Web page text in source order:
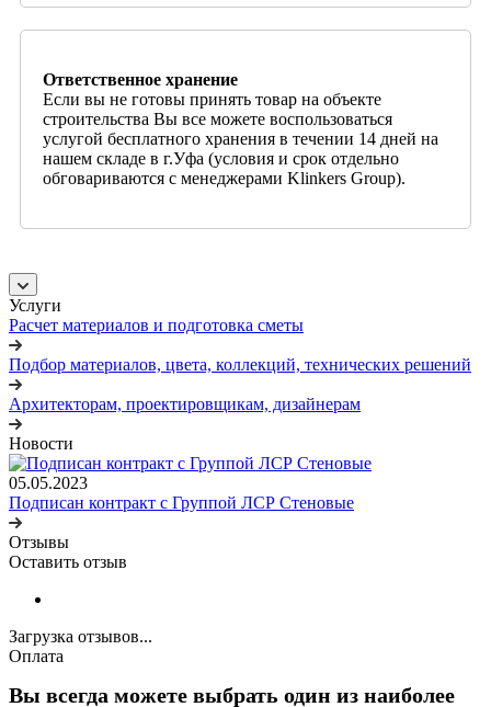
Ответственное хранение
Если вы не готовы принять товар на объекте
строительства Вы все можете воспользоваться
услугой бесплатного хранения в течении 14 дней на
нашем складе в г.Уфа (условия и срок отдельно
обговариваются с менеджерами Klinkers Group).
Услуги
Расчет материалов и подготовка сметы
Подбор материалов, цвета, коллекций, технических решений
Архитекторам, проектировщикам, дизайнерам
Новости
05.05.2023
Подписан контракт с Группой ЛСР Стеновые
Отзывы
Оставить отзыв
Загрузка отзывов...
Оплата
Вы всегда можете выбрать один из наиболее